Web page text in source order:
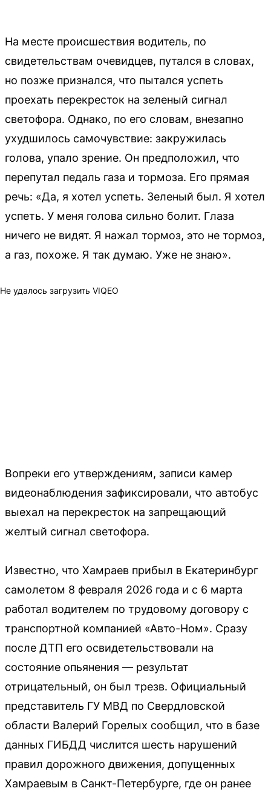
На месте происшествия водитель, по
свидетельствам очевидцев, путался в словах,
но позже признался, что пытался успеть
проехать перекресток на зеленый сигнал
светофора. Однако, по его словам, внезапно
ухудшилось самочувствие: закружилась
голова, упало зрение. Он предположил, что
перепутал педаль газа и тормоза. Его прямая
речь: «Да, я хотел успеть. Зеленый был. Я хотел
успеть. У меня голова сильно болит. Глаза
ничего не видят. Я нажал тормоз, это не тормоз,
а газ, похоже. Я так думаю. Уже не знаю».
Не удалось загрузить VIQEO
Вопреки его утверждениям, записи камер
видеонаблюдения зафиксировали, что автобус
выехал на перекресток на запрещающий
желтый сигнал светофора.
Известно, что Хамраев прибыл в Екатеринбург
самолетом 8 февраля 2026 года и с 6 марта
работал водителем по трудовому договору с
транспортной компанией «Авто-Ном». Сразу
после ДТП его освидетельствовали на
состояние опьянения — результат
отрицательный, он был трезв. Официальный
представитель ГУ МВД по Свердловской
области Валерий Горелых сообщил, что в базе
данных ГИБДД числится шесть нарушений
правил дорожного движения, допущенных
Хамраевым в Санкт-Петербурге, где он ранее